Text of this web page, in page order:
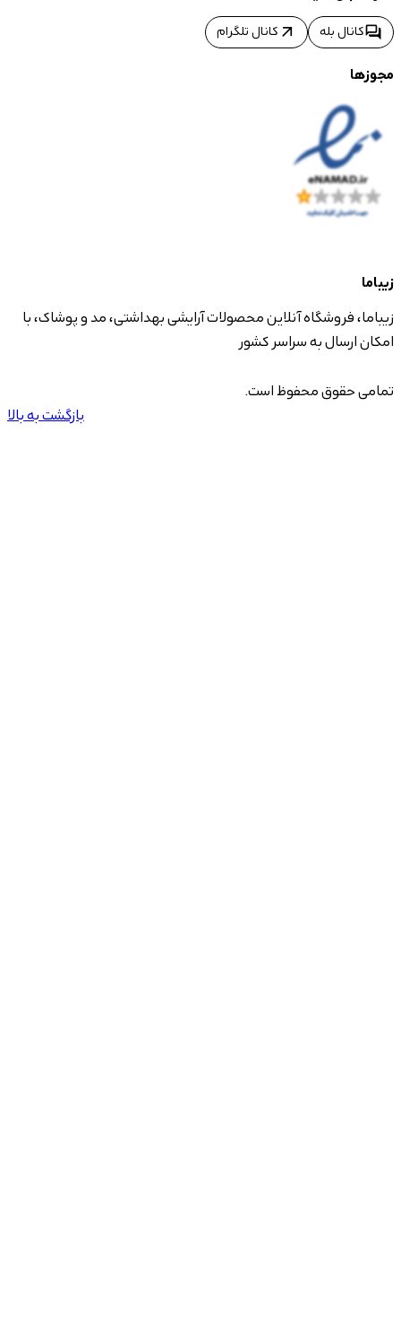
forumکانال بله arrow_outward کانال تلگرام
مجوزها
زیباما
زیباما، فروشگاه آنلاین محصولات آرایشی بهداشتی، مد و پوشاک، با
امکان ارسال به سراسر کشور
تمامی حقوق محفوظ است.
بازگشت به بالا